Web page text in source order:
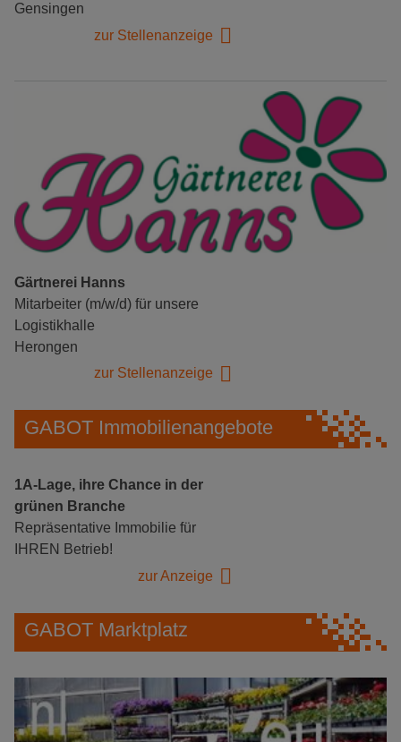
Gensingen
zur Stellenanzeige
Gärtnerei Hanns
Mitarbeiter (m/w/d) für unsere
Logistikhalle
Herongen
zur Stellenanzeige
GABOT Immobilienangebote
1A-Lage, ihre Chance in der
grünen Branche
Repräsentative Immobilie für
IHREN Betrieb!
zur Anzeige
GABOT Marktplatz